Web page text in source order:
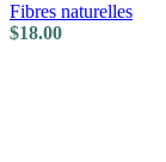
Fibres naturelles
$18.00